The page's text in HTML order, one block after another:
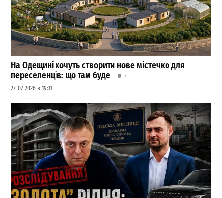
На Одещині хочуть створити нове містечко для
переселенців: що там буде
1
27-07-2026 в 19:31